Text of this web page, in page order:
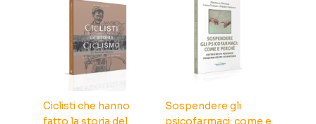
Ciclisti che hanno
fatto la storia del
Sospendere gli
psicofarmaci: come e